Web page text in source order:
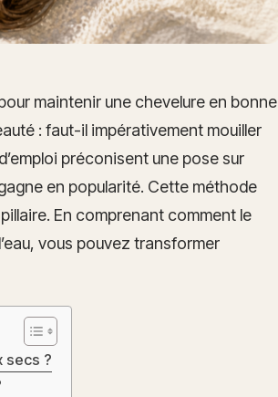
maintenir une chevelure en bonne
: faut-il impérativement mouiller
préconisent une pose sur
en popularité. Cette méthode
En comprenant comment le
vous pouvez transformer
secs ?